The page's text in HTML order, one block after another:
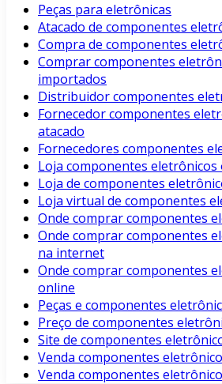
Peças para eletrônicas
Atacado de componentes
Compra de componentes
Comprar componentes
importados
Distribuidor componentes
Fornecedor componentes
atacado
Fornecedores componentes
Loja componentes eletrônicos
Loja de componentes
Loja virtual de componentes
Onde comprar componentes
Onde comprar componentes
na internet
Onde comprar componentes
online
Peças e componentes
Preço de componentes
Site de componentes
Venda componentes
Venda componentes